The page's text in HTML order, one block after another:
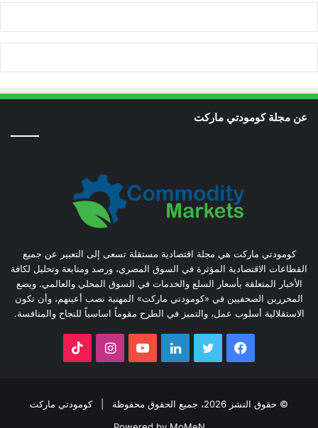
عن مجلة كومودتي ماركت
كومودتي ماركت هي مجلة اقتصادية مستقلة تسعى إلى التعبير عن جميع
القطاعات الاقتصادية المؤثرة في السوق المصري، ورصد ومتابعة وتحليل لكافة
الأخبار المتعلقة بأسعار السلع والخدمات في السوق المحلي والعالمي. ويضع
المحررين الصحفيين في «كومودتي ماركت» المهنية نصب أعينهم، وأن تكون
الاستقلالية أسلوب عمل، والتميز في الطرح مقوماً اساسياً للنجاح والمنافسة.
فيسبوك تويتر لينكدإن يوتيوب انستقرام
© حقوق النشر 2026، جميع الحقوق محفوظة |
كومودتي ماركت